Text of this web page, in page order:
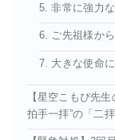
5. 非常に強力
6. ご先祖様か
7. 大きな使命
【星空こもぴ先
拍手一拝”の「二拝